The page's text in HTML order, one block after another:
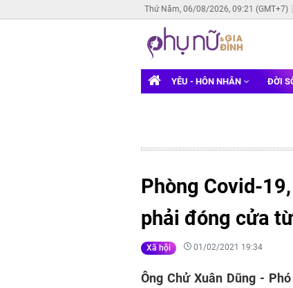
Thứ Năm, 06/08/2026, 09:21 (GMT+7)
YÊU - HÔN NHÂN ĐỜI
Phòng Covid-
phải đóng cửa
Xã hội 01/02/2021 19:34
Ông Chử Xuân Dũng -